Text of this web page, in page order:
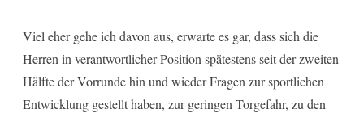
Viel eher gehe ich davon aus, erwarte es gar, dass sich die
Herren in verantwortlicher Position spätestens seit der zweiten
Hälfte der Vorrunde hin und wieder Fragen zur sportlichen
Entwicklung gestellt haben, zur geringen Torgefahr, zu den